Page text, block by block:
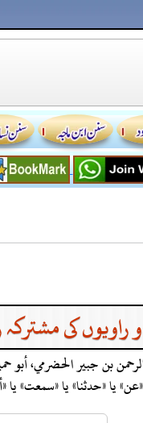
راویوں کی
بن جبير الحضرمي، أبو
«حدثنا» یا «سمعت» یا